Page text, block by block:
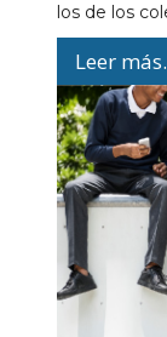
los de los
Leer